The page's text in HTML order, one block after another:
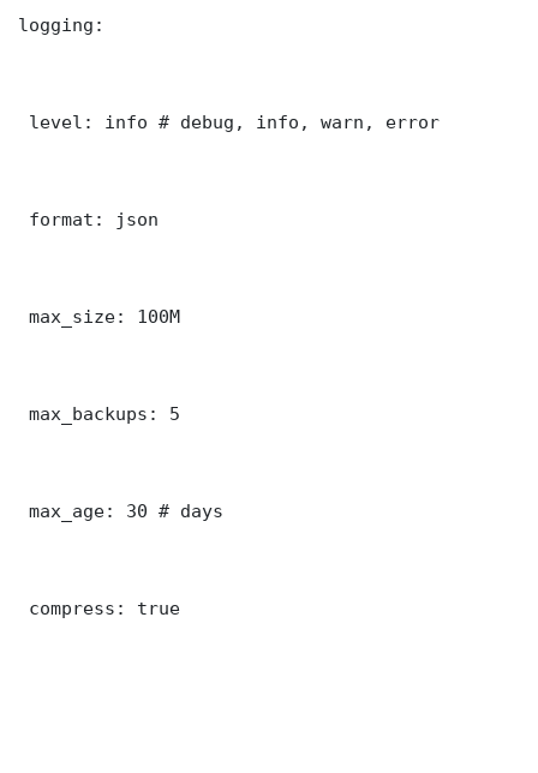
logging:
level: info # debug, info, warn, error
format: json
max_size: 100M
max_backups: 5
max_age: 30 # days
compress: true